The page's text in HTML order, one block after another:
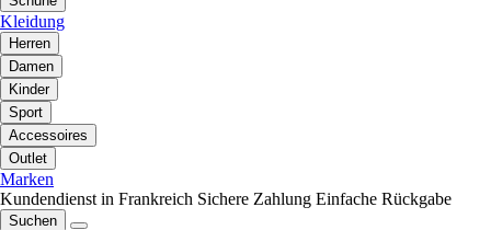
Kleidung
Herren
Damen
Kinder
Sport
Accessoires
Outlet
Marken
Kundendienst in Frankreich Sichere Zahlung Einfache Rückgabe
Suchen